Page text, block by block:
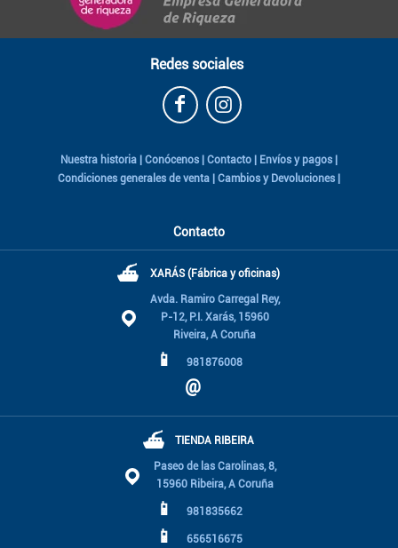
Redes sociales
Nuestra historia | Conócenos | Contacto | Envíos y pagos |
Condiciones generales de venta | Cambios y Devoluciones |
Contacto
⛴ XARÁS (Fábrica y oficinas)
Avda. Ramiro Carregal Rey,
P-12, P.I. Xarás, 15960
Riveira, A Coruña
📱 981876008
@
⛴ TIENDA RIBEIRA
Paseo de las Carolinas, 8,
15960 Ribeira, A Coruña
📱 981835662
📱 656516675